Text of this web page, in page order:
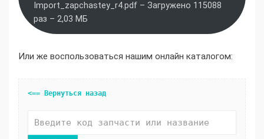
Import_zapchastey_r4.pdf – Загружено 115088
раз – 2,03 МБ
Или же воспользоваться нашим онлайн каталогом:
<== Вернуться назад